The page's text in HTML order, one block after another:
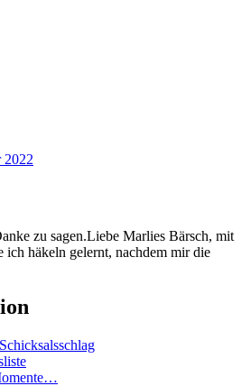
2022
zu sagen.Liebe Marlies Bärsch, mit
ich häkeln gelernt, nachdem mir die
Schicksalsschlag